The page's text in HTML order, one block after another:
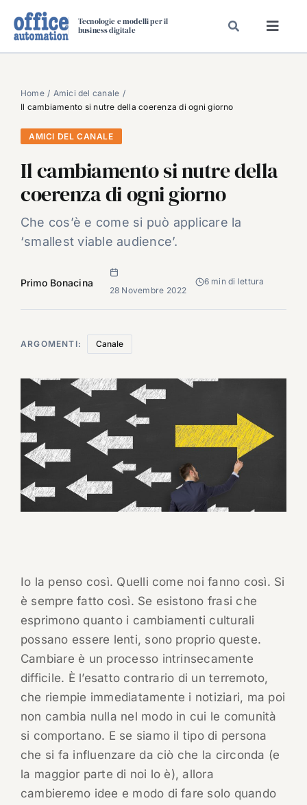
Tecnologie e modelli per il
business digitale
SPECIAL PAPER
DAL MERCATO
CARRIERE
VIDEO
EVENTI
CHI SIAMO
Home
Amici del canale
Il cambiamento si nutre della coerenza di ogni giorno
AMICI DEL CANALE
Il cambiamento si nutre della
coerenza di ogni giorno
Che cos’è e come si può applicare la
‘smallest viable audience’.
Primo Bonacina
28 Novembre 2022
6 min di lettura
ARGOMENTI: Canale
Io la penso così. Quelli come noi fanno così. Si
è sempre fatto così. Se esistono frasi che
esprimono quanto i cambiamenti culturali
possano essere lenti, sono proprio queste.
Cambiare è un processo intrinsecamente
difficile. È l’esatto contrario di un terremoto,
che riempie immediatamente i notiziari, ma poi
non cambia nulla nel modo in cui le comunità
si comportano. E se siamo il tipo di persona
che si fa influenzare da ciò che la circonda (e
la maggior parte di noi lo è), allora
cambieremo idee e modo di fare solo quando